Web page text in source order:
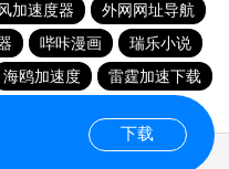
加速度器
外网网址导航
哔咔漫画
瑞乐小说
海鸥加速度
雷霆加速下载
下载